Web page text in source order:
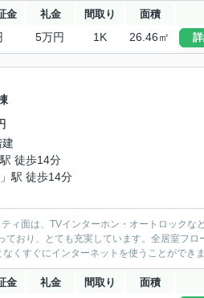
金 礼金 間取り 面積
5万円 1K 26.46㎡
駅 徒歩14分
」駅 徒歩14分
ィ面は、TVインターホン・オートロックな
おり、とても充実しています。全居室フ
くすぐにインターネットを使うことができ
金 礼金 間取り 面積